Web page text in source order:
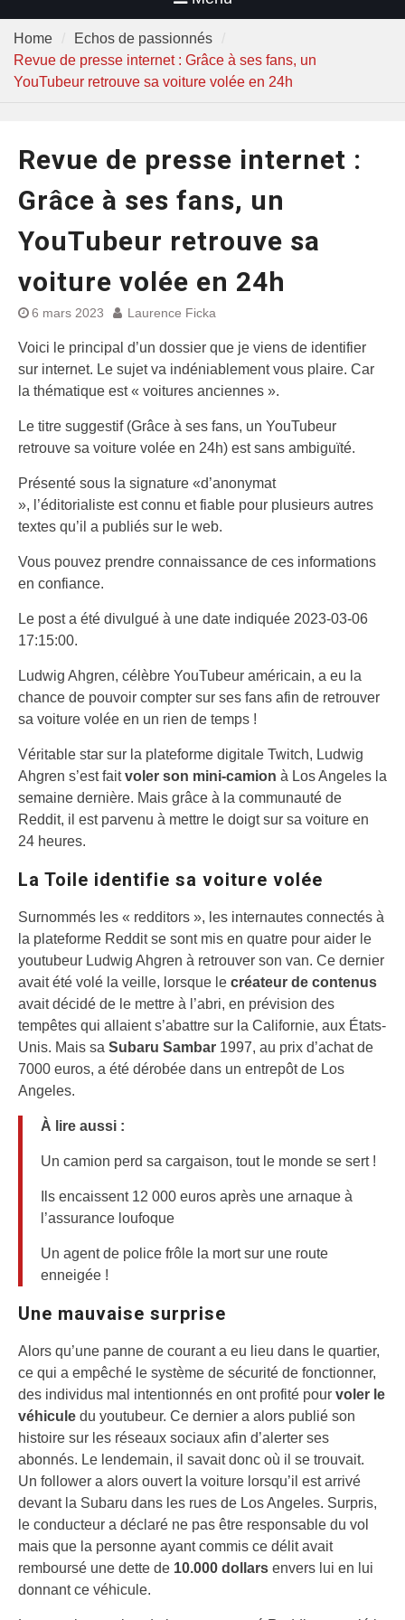
Home
Echos de passionnés
Revue de presse internet : Grâce à ses fans, un
YouTubeur retrouve sa voiture volée en 24h
Revue de presse internet :
Grâce à ses fans, un
YouTubeur retrouve sa
voiture volée en 24h
6 mars 2023 Laurence Ficka
Voici le principal d’un dossier que je viens de identifier
sur internet. Le sujet va indéniablement vous plaire. Car
la thématique est « voitures anciennes ».
Le titre suggestif (Grâce à ses fans, un YouTubeur
retrouve sa voiture volée en 24h) est sans ambiguïté.
Présenté sous la signature «d’anonymat
», l’éditorialiste est connu et fiable pour plusieurs autres
textes qu’il a publiés sur le web.
Vous pouvez prendre connaissance de ces informations
en confiance.
Le post a été divulgué à une date indiquée 2023-03-06
17:15:00.
Ludwig Ahgren, célèbre YouTubeur américain, a eu la
chance de pouvoir compter sur ses fans afin de retrouver
sa voiture volée en un rien de temps !
Véritable star sur la plateforme digitale Twitch, Ludwig
Ahgren s’est faitvoler son mini-camion à Los Angeles la
semaine dernière. Mais grâce à la communauté de
Reddit, il est parvenu à mettre le doigt sur sa voiture en
24 heures.
La Toile identifie sa voiture volée
Surnommés les « redditors », les internautes connectés à
la plateforme Reddit se sont mis en quatre pour aider le
youtubeur Ludwig Ahgren à retrouver son van. Ce dernier
avait été volé la veille, lorsque le créateur de contenus
avait décidé de le mettre à l’abri, en prévision des
tempêtes qui allaient s’abattre sur la Californie, aux États-
Unis. Mais sa Subaru Sambar 1997, au prix d’achat de
7000 euros, a été dérobée dans un entrepôt de Los
Angeles.
À lire aussi :
Un camion perd sa cargaison, tout le monde se sert !
Ils encaissent 12 000 euros après une arnaque à
l’assurance loufoque
Un agent de police frôle la mort sur une route
enneigée !
Une mauvaise surprise
Alors qu’une panne de courant a eu lieu dans le quartier,
ce qui a empêché le système de sécurité de fonctionner,
des individus mal intentionnés en ont profité pour voler le
véhicule du youtubeur. Ce dernier a alors publié son
histoire sur les réseaux sociaux afin d’alerter ses
abonnés. Le lendemain, il savait donc où il se trouvait.
Un follower a alors ouvert la voiture lorsqu’il est arrivé
devant la Subaru dans les rues de Los Angeles. Surpris,
le conducteur a déclaré ne pas être responsable du vol
mais que la personne ayant commis ce délit avait
remboursé une dette de 10.000 dollars envers lui en lui
donnant ce véhicule.